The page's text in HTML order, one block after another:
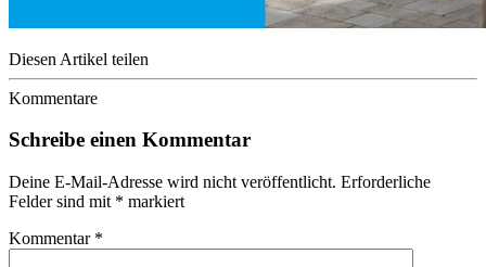
Diesen Artikel teilen
Kommentare
Schreibe einen Kommentar
Deine E-Mail-Adresse wird nicht veröffentlicht. Erforderliche
Felder sind mit * markiert
Kommentar *